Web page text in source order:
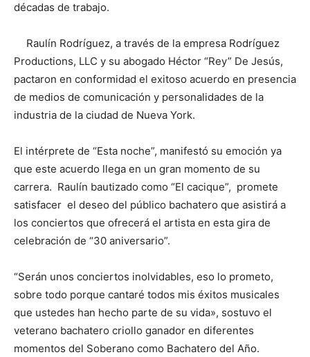
décadas de trabajo.
Raulín Rodríguez, a través de la empresa Rodríguez
Productions, LLC y su abogado Héctor “Rey” De Jesús,
pactaron en conformidad el exitoso acuerdo en presencia
de medios de comunicación y personalidades de la
industria de la ciudad de Nueva York.
El intérprete de “Esta noche”, manifestó su emoción ya
que este acuerdo llega en un gran momento de su
carrera. Raulín bautizado como “El cacique”, promete
satisfacer el deseo del público bachatero que asistirá a
los conciertos que ofrecerá el artista en esta gira de
celebración de “30 aniversario”.
“Serán unos conciertos inolvidables, eso lo prometo,
sobre todo porque cantaré todos mis éxitos musicales
que ustedes han hecho parte de su vida», sostuvo el
veterano bachatero criollo ganador en diferentes
momentos del Soberano como Bachatero del Año.